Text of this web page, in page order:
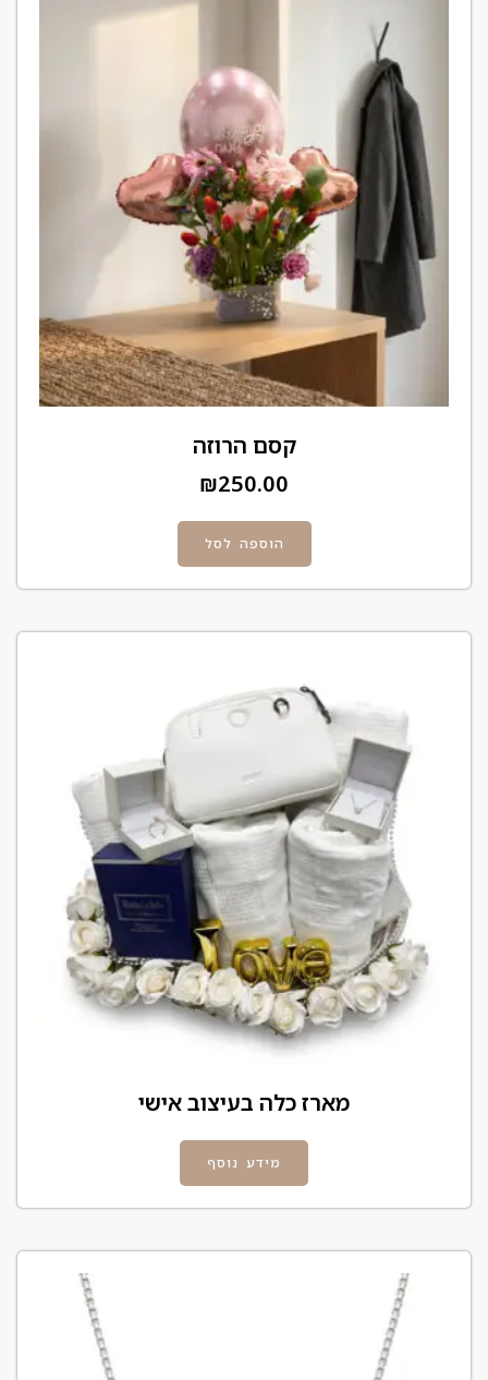
קסם הרוזה
₪250.00
הוספה לסל
מארז כלה בעיצוב אישי
מידע נוסף